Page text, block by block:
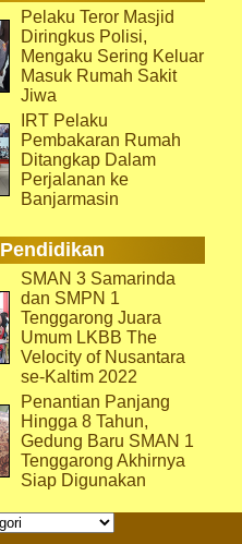
Pelaku Teror Masjid
Diringkus Polisi,
Mengaku Sering Keluar
Masuk Rumah Sakit
Jiwa
IRT Pelaku
Pembakaran Rumah
Ditangkap Dalam
Perjalanan ke
Banjarmasin
Pendidikan
SMAN 3 Samarinda
dan SMPN 1
Tenggarong Juara
Umum LKBB The
Velocity of Nusantara
se-Kaltim 2022
Penantian Panjang
Hingga 8 Tahun,
Gedung Baru SMAN 1
Tenggarong Akhirnya
Siap Digunakan